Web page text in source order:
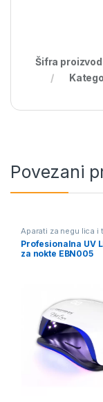
Šifra
Povezani
Aparati za negu lica i
Profesionalna UV
za nokte EBN005